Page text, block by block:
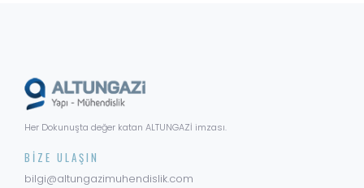
Her Dokunuşta değer katan ALTUNGAZİ imzası.
BIZE ULAŞIN
bilgi@altungazimuhendislik.com